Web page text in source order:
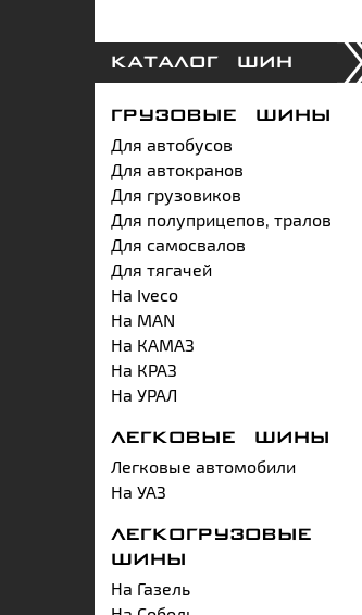
КАТАЛОГ ШИН
ГРУЗОВЫЕ ШИНЫ
Для автобусов
Для автокранов
Для грузовиков
Для полуприцепов, тралов
Для самосвалов
Для тягачей
На Iveco
На MAN
На КАМАЗ
На КРАЗ
На УРАЛ
ЛЕГКОВЫЕ ШИНЫ
Легковые автомобили
На УАЗ
ЛЕГКОГРУЗОВЫЕ
ШИНЫ
На Газель